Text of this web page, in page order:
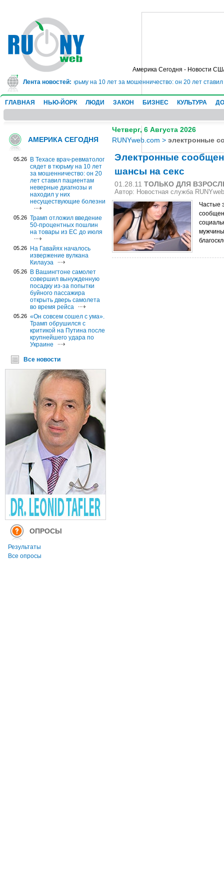
Америка Сегодня - Новости
Лента новостей:
ревматолог сядет в тюрьму на 10 лет за мошенничество: он 20 лет
ГЛАВНАЯ НЬЮ-ЙОРК ЛЮДИ ЗАКОН БИЗНЕС КУЛЬТУРА
АМЕРИКА СЕГОДНЯ
05.26
В Техасе врач-ревматолог
сядет в тюрьму на 10 лет
за мошенничество: он 20
лет ставил пациентам
неверные диагнозы и
находил у них
несуществующие болезни
05.26 Трамп отложил введение
50-процентных пошлин
на товары из ЕС до июля
05.26
На Гавайях началось
извержение вулкана
Килауэа
05.26
В Вашингтоне самолет
совершил вынужденную
посадку из-за попытки
буйного пассажира
открыть дверь самолета
во время рейса
05.26 «Он совсем сошел с ума».
Трамп обрушился с
критикой на Путина после
крупнейшего удара по
Украине
Все новости
ОПРОСЫ
Результаты
Все опросы
Четверг, 6 Августа 2026
RUNYweb.com > электронные
Электронные
шансы на секс
01.28.11 ТОЛЬКО ДЛЯ
Автор: Новостная служба RUNYweb
Частые
мужчины